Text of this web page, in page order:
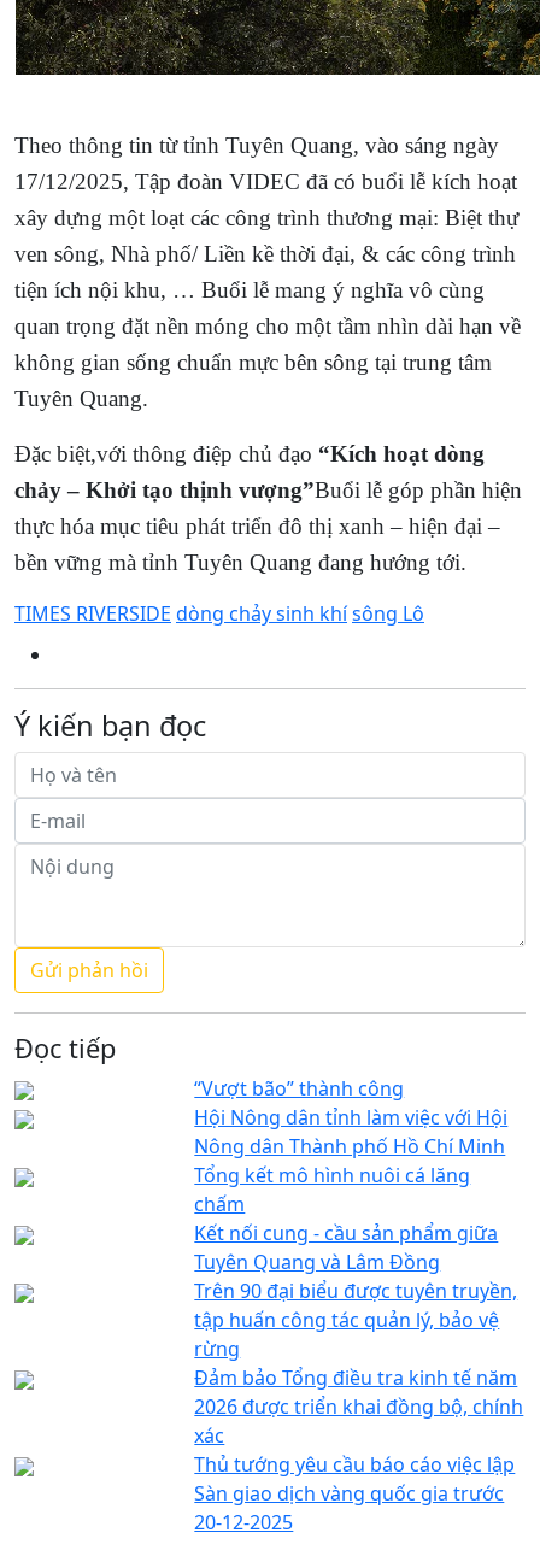
Theo thông tin từ tỉnh Tuyên Quang, vào sáng ngày
17/12/2025, Tập đoàn VIDEC đã có buổi lễ kích hoạt
xây dựng một loạt các công trình thương mại: Biệt thự
ven sông, Nhà phố/ Liền kề thời đại, & các công trình
tiện ích nội khu, … Buổi lễ mang ý nghĩa vô cùng
quan trọng đặt nền móng cho một tầm nhìn dài hạn về
không gian sống chuẩn mực bên sông tại trung tâm
Tuyên Quang.
Đặc biệt,với thông điệp chủ đạo “Kích hoạt dòng
chảy – Khởi tạo thịnh vượng”Buổi lễ góp phần hiện
thực hóa mục tiêu phát triển đô thị xanh – hiện đại –
bền vững mà tỉnh Tuyên Quang đang hướng tới.
TIMES RIVERSIDE dòng chảy sinh khísông Lô
Ý kiến bạn đọc
Đọc tiếp
“Vượt bão” thành công
Hội Nông dân tỉnh làm việc với Hội
Nông dân Thành phố Hồ Chí Minh
Tổng kết mô hình nuôi cá lăng
chấm
Kết nối cung - cầu sản phẩm giữa
Tuyên Quang và Lâm Đồng
Trên 90 đại biểu được tuyên truyền,
tập huấn công tác quản lý, bảo vệ
rừng
Đảm bảo Tổng điều tra kinh tế năm
2026 được triển khai đồng bộ, chính
xác
Thủ tướng yêu cầu báo cáo việc lập
Sàn giao dịch vàng quốc gia trước
20-12-2025